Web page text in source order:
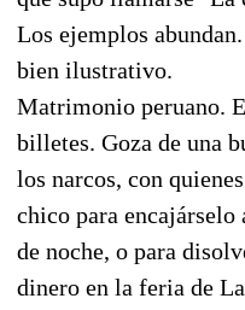
Los ejemplos
bien ilustrativo.
Matrimonio peruano.
billetes. Goza de una
los narcos, con
chico para encajárselo
de noche, o para
dinero en la feria de